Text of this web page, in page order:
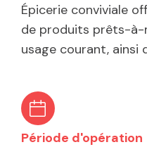
Épicerie conviviale
de produits prêts-à-
usage courant, ainsi
Période d'opération